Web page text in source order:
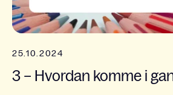
25.10.2024
3 – Hvordan komme i